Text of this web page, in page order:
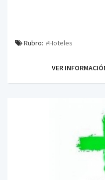
Rubro: #Hoteles
VER